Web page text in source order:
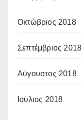
Οκτώβριος 2018
Σεπτέμβριος 2018
Αύγουστος 2018
Ιούλιος 2018